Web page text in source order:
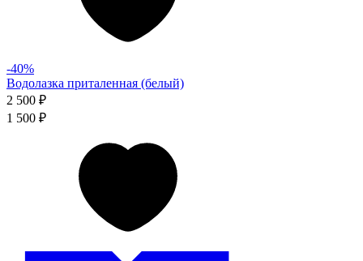
-40%
Водолазка приталенная (белый)
2 500 ₽
1 500 ₽